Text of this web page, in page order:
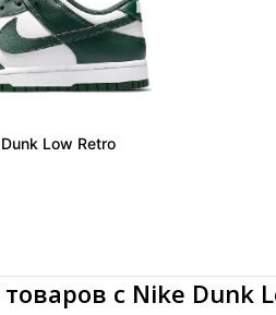
Low Retro
с Nike Dunk